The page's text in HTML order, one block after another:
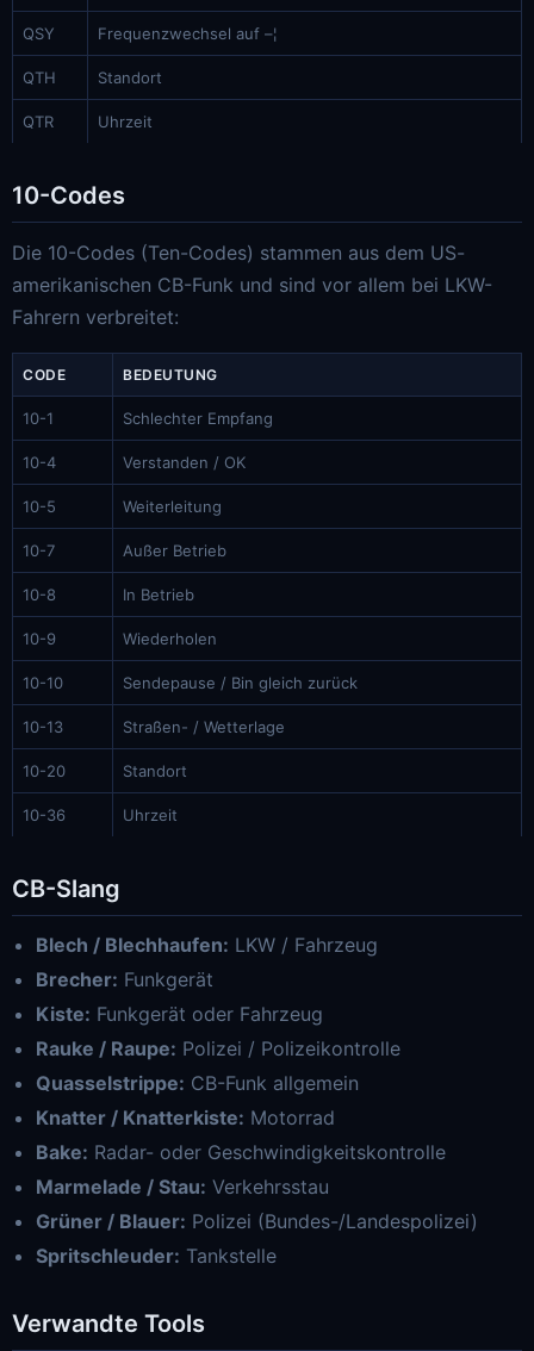
QSY Frequenzwechsel auf –¦
QTH Standort
QTR Uhrzeit
10-Codes
Die 10-Codes (Ten-Codes) stammen aus dem US-
amerikanischen CB-Funk und sind vor allem bei LKW-
Fahrern verbreitet:
CODE BEDEUTUNG
10-1 Schlechter Empfang
10-4 Verstanden / OK
10-5 Weiterleitung
10-7 Außer Betrieb
10-8 In Betrieb
10-9 Wiederholen
10-10 Sendepause / Bin gleich zurück
10-13 Straßen- / Wetterlage
10-20 Standort
10-36 Uhrzeit
CB-Slang
Blech / Blechhaufen: LKW / Fahrzeug
Brecher: Funkgerät
Kiste: Funkgerät oder Fahrzeug
Rauke / Raupe: Polizei / Polizeikontrolle
Quasselstrippe: CB-Funk allgemein
Knatter / Knatterkiste: Motorrad
Bake: Radar- oder Geschwindigkeitskontrolle
Marmelade / Stau: Verkehrsstau
Grüner / Blauer: Polizei (Bundes-/Landespolizei)
Spritschleuder: Tankstelle
Verwandte Tools